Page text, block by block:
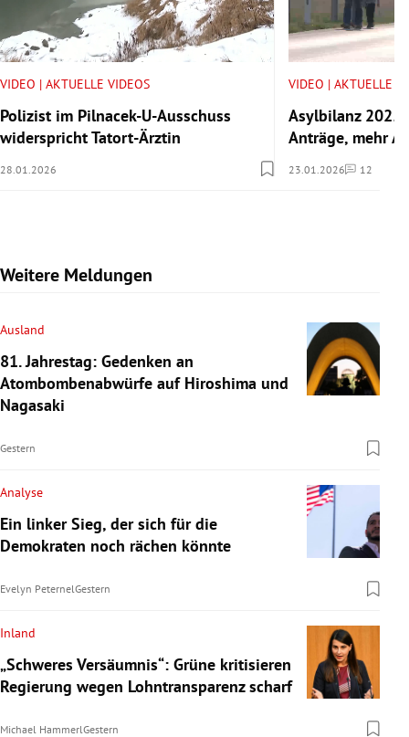
VIDEO | AKTUELLE VIDEOS
Polizist im Pilnacek-U-Ausschuss
widerspricht Tatort-Ärztin
28.01.2026
VIDEO | AKTUELLE
Asylbilanz
Anträge, mehr
23.01.2026 12
Kommentare
Weitere Meldungen
Ausland
81. Jahrestag: Gedenken an
Atombombenabwürfe auf Hiroshima und
Nagasaki
Gestern
Analyse
Ein linker Sieg, der sich für die
Demokraten noch rächen könnte
Evelyn PeternelGestern
Inland
„Schweres Versäumnis“: Grüne kritisieren
Regierung wegen Lohntransparenz scharf
Michael HammerlGestern